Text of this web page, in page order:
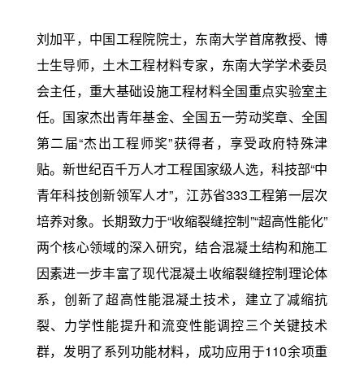
刘加平，中国工程院院士，东南大学首席教授、博
士生导师，土木工程材料专家，东南大学学术委员
会主任，重大基础设施工程材料全国重点实验室主
任。国家杰出青年基金、全国五一劳动奖章、全国
第二届“杰出工程师奖”获得者，享受政府特殊津
贴。新世纪百千万人才工程国家级人选，科技部“中
青年科技创新领军人才”，江苏省333工程第一层次
培养对象。长期致力于“收缩裂缝控制”“超高性能化”
两个核心领域的深入研究，结合混凝土结构和施工
因素进一步丰富了现代混凝土收缩裂缝控制理论体
系，创新了超高性能混凝土技术，建立了减缩抗
裂、力学性能提升和流变性能调控三个关键技术
群，发明了系列功能材料，成功应用于110余项重